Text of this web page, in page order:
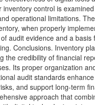
control is
operational limitations.
when properly
audit evidence and a basis
Conclusions. Inventory
the credibility of financial
Its proper organization
audit standards enhance
and support long-term
approach that